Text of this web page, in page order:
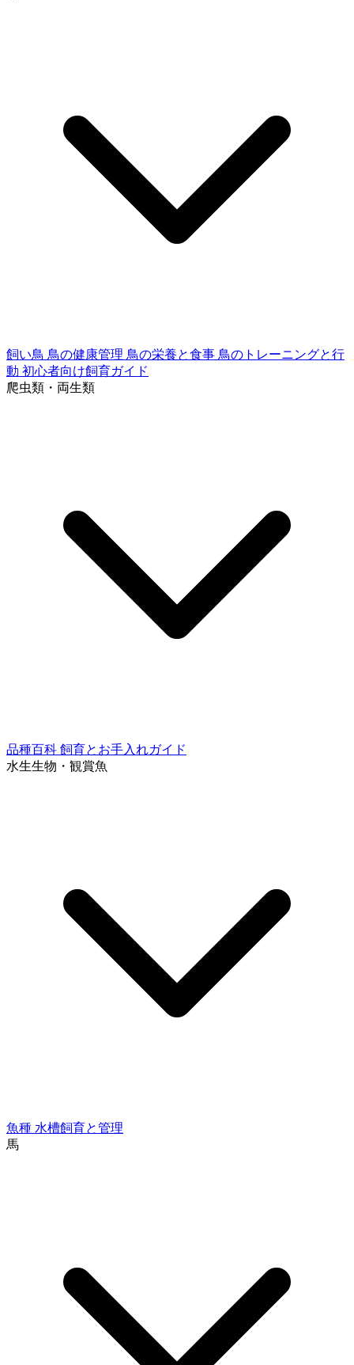
飼い鳥 鳥の健康管理 鳥の栄養と食事 鳥のトレーニングと行
動 初心者向け飼育ガイド
爬虫類・両生類
品種百科 飼育とお手入れガイド
水生生物・観賞魚
魚種 水槽飼育と管理
馬